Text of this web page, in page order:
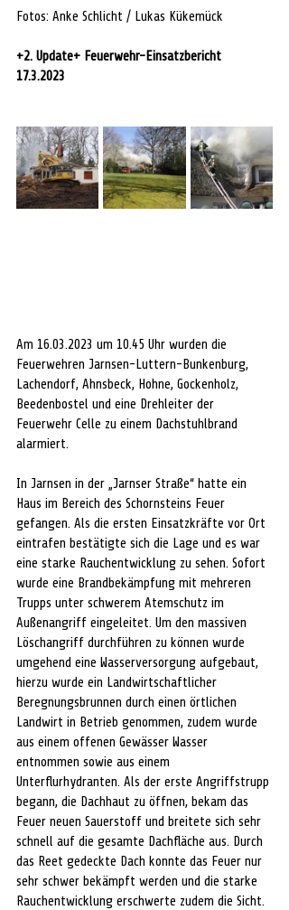
Fotos: Anke Schlicht / Lukas Kükemück
+2. Update+ Feuerwehr-Einsatzbericht
17.3.2023
Am 16.03.2023 um 10.45 Uhr wurden die
Feuerwehren Jarnsen-Luttern-Bunkenburg,
Lachendorf, Ahnsbeck, Hohne, Gockenholz,
Beedenbostel und eine Drehleiter der
Feuerwehr Celle zu einem Dachstuhlbrand
alarmiert.
In Jarnsen in der „Jarnser Straße“ hatte ein
Haus im Bereich des Schornsteins Feuer
gefangen. Als die ersten Einsatzkräfte vor Ort
eintrafen bestätigte sich die Lage und es war
eine starke Rauchentwicklung zu sehen. Sofort
wurde eine Brandbekämpfung mit mehreren
Trupps unter schwerem Atemschutz im
Außenangriff eingeleitet. Um den massiven
Löschangriff durchführen zu können wurde
umgehend eine Wasserversorgung aufgebaut,
hierzu wurde ein Landwirtschaftlicher
Beregnungsbrunnen durch einen örtlichen
Landwirt in Betrieb genommen, zudem wurde
aus einem offenen Gewässer Wasser
entnommen sowie aus einem
Unterflurhydranten. Als der erste Angriffstrupp
begann, die Dachhaut zu öffnen, bekam das
Feuer neuen Sauerstoff und breitete sich sehr
schnell auf die gesamte Dachfläche aus. Durch
das Reet gedeckte Dach konnte das Feuer nur
sehr schwer bekämpft werden und die starke
Rauchentwicklung erschwerte zudem die Sicht.